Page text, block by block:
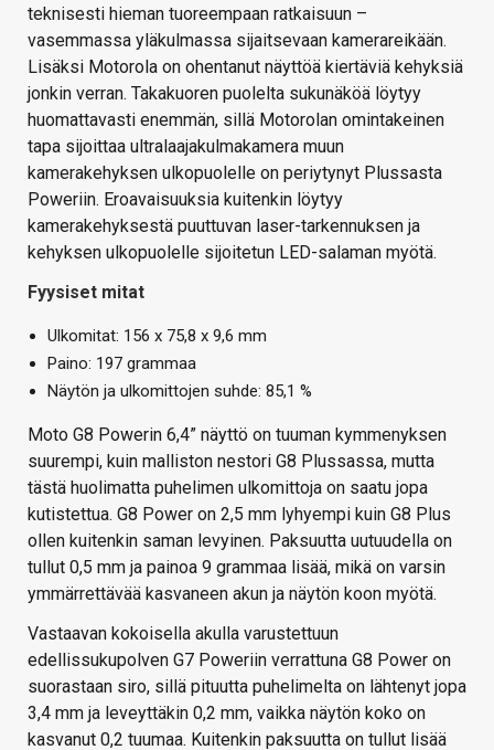
teknisesti hieman tuoreempaan ratkaisuun –
vasemmassa yläkulmassa sijaitsevaan kamerareikään.
Lisäksi Motorola on ohentanut näyttöä kiertäviä kehyksiä
jonkin verran. Takakuoren puolelta sukunäköä löytyy
huomattavasti enemmän, sillä Motorolan omintakeinen
tapa sijoittaa ultralaajakulmakamera muun
kamerakehyksen ulkopuolelle on periytynyt Plussasta
Poweriin. Eroavaisuuksia kuitenkin löytyy
kamerakehyksestä puuttuvan laser-tarkennuksen ja
kehyksen ulkopuolelle sijoitetun LED-salaman myötä.
Fyysiset mitat
Ulkomitat: 156 x 75,8 x 9,6 mm
Paino: 197 grammaa
Näytön ja ulkomittojen suhde: 85,1 %
Moto G8 Powerin 6,4” näyttö on tuuman kymmenyksen
suurempi, kuin malliston nestori G8 Plussassa, mutta
tästä huolimatta puhelimen ulkomittoja on saatu jopa
kutistettua. G8 Power on 2,5 mm lyhyempi kuin G8 Plus
ollen kuitenkin saman levyinen. Paksuutta uutuudella on
tullut 0,5 mm ja painoa 9 grammaa lisää, mikä on varsin
ymmärrettävää kasvaneen akun ja näytön koon myötä.
Vastaavan kokoisella akulla varustettuun
edellissukupolven G7 Poweriin verrattuna G8 Power on
suorastaan siro, sillä pituutta puhelimelta on lähtenyt jopa
3,4 mm ja leveyttäkin 0,2 mm, vaikka näytön koko on
kasvanut 0,2 tuumaa. Kuitenkin paksuutta on tullut lisää